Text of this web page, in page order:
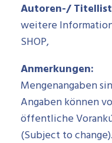
Autoren-/
weitere
SHOP,
Anmerkungen:
Mengenangaben
Angaben können
öffentliche
(Subject to change).